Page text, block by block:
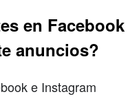
en Facebook
anuncios?
e Instagram